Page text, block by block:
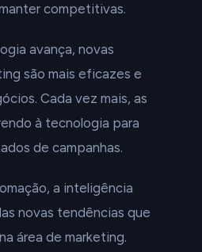
competitivas.
avança, novas
são mais eficazes e
Cada vez mais, as
à tecnologia para
de campanhas.
a inteligência
novas tendências que
área de marketing.